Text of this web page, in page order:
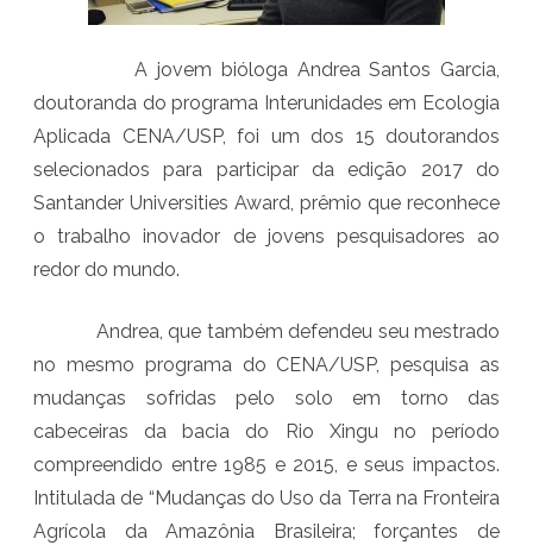
T
O
R
N
D
A
D
O
N
A
A jovem bióloga Andrea Santos Garcia,
doutoranda do programa Interunidades em Ecologia
Aplicada CENA/USP, foi um dos 15 doutorandos
selecionados para participar da edição 2017 do
Santander Universities Award, prêmio que reconhece
o trabalho inovador de jovens pesquisadores ao
redor do mundo.
Andrea, que também defendeu seu mestrado
no mesmo programa do CENA/USP, pesquisa as
mudanças sofridas pelo solo em torno das
cabeceiras da bacia do Rio Xingu no período
compreendido entre 1985 e 2015, e seus impactos.
Intitulada de “Mudanças do Uso da Terra na Fronteira
Agrícola da Amazônia Brasileira; forçantes de